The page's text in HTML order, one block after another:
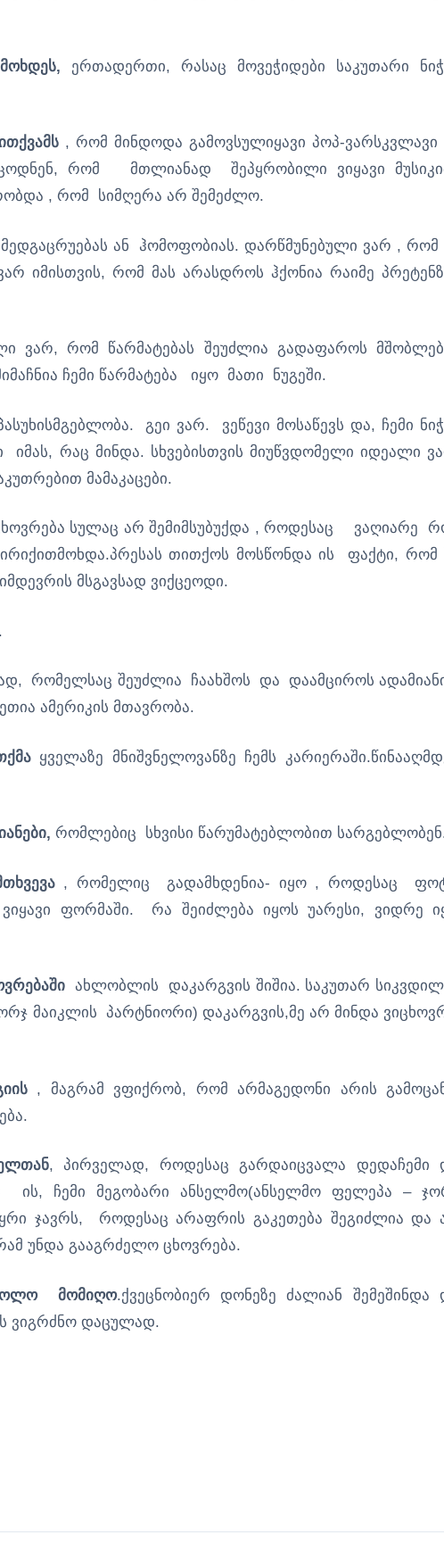
ერთადერთი, რასაც მოვეჭიდები საკუთარი
, რომ მინდოდა გამოვსულიყავი პოპ-ვარსკვლავი
რომ მთლიანად შეპყრობილი ვიყავი
, რომ სიმღერა არ შემეძლო.
ან ჰომოფობიას. დარწმუნებული ვარ , რომ
იმისთვის, რომ მას არასდროს ჰქონია რაიმე
ვარ, რომ წარმატებას შეუძლია გადაფაროს
ჩემი წარმატება იყო მათი ნუგეში.
გეი ვარ. ვეწევი მოსაწევს და, ჩემი
იმას, რაც მინდა. სხვებისთვის მიუწვდომელი იდეალი
მამაკაცები.
სულაც არ შემიმსუბუქდა , როდესაც ვაღიარე
თითქოს მოსწონდა ის ფაქტი, რომ
მსგავსად ვიქცეოდი.
რომელსაც შეუძლია ჩაახშოს და დაამციროს
ამერიკის მთავრობა.
ყველაზე მნიშვნელოვანზე ჩემს
რომლებიც სხვისი წარუმატებლობით
, რომელიც გადამხდენია- იყო , როდესაც
ვიყავი ფორმაში. რა შეიძლება იყოს უარესი, ვიდრე
ახლობლის დაკარგვის შიშია. საკუთარ
მაიკლის პარტნიორი) დაკარგვის,მე არ მინდა
, მაგრამ ვფიქრობ, რომ არმაგედონი არის
, პირველად, როდესაც გარდაიცვალა დედაჩემი
ის, ჩემი მეგობარი ანსელმო(ანსელმო ფელეპა –
ჯავრს, როდესაც არაფრის გაკეთება შეგიძლია და
უნდა გააგრძელო ცხოვრება.
მომიღო.ქვეცნობიერ დონეზე ძალიან შემეშინდა
ვიგრძნო დაცულად.